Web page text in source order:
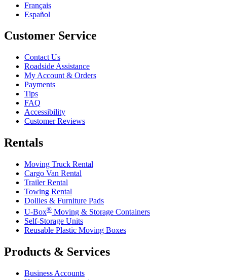
Français
Español
Customer Service
Contact Us
Roadside Assistance
My Account & Orders
Payments
Tips
FAQ
Accessibility
Customer Reviews
Rentals
Moving Truck Rental
Cargo Van Rental
Trailer Rental
Towing Rental
Dollies & Furniture Pads
U-Box® Moving & Storage Containers
Self-Storage Units
Reusable Plastic Moving Boxes
Products & Services
Business Accounts